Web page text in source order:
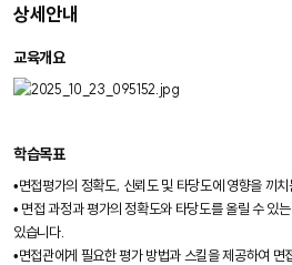
상세안내
교육개요
학습목표
•면접평가의 정확도, 신뢰도 및 타당도에 영향을 끼
• 면접 과정과 평가의 정확도와 타당도를 올릴 수 있
있습니다.
•면접관에게 필요한 평가 방법과 스킬을 제공하여 면